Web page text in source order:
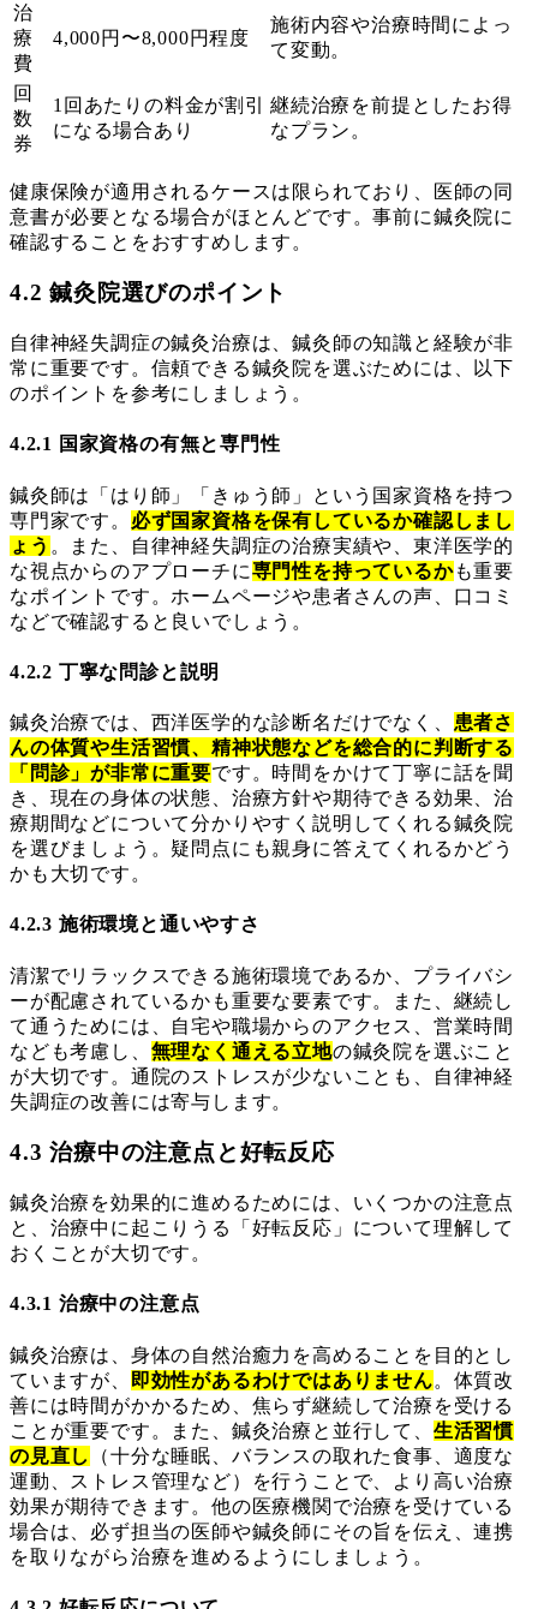
治
療
費
4,000円〜8,000円程度
施術内容や治療時間によっ
て変動。
回
数
券
1回あたりの料金が割引
になる場合あり
継続治療を前提としたお得
なプラン。
健康保険が適用されるケースは限られており、医師の同
意書が必要となる場合がほとんどです。事前に鍼灸院に
確認することをおすすめします。
4.2 鍼灸院選びのポイント
自律神経失調症の鍼灸治療は、鍼灸師の知識と経験が非
常に重要です。信頼できる鍼灸院を選ぶためには、以下
のポイントを参考にしましょう。
4.2.1 国家資格の有無と専門性
鍼灸師は「はり師」「きゅう師」という国家資格を持つ
専門家です。 必ず国家資格を保有しているか確認しまし
ょう 。また、自律神経失調症の治療実績や、東洋医学的
な視点からのアプローチに専門性を持っているかも重要
なポイントです。ホームページや患者さんの声、口コミ
などで確認すると良いでしょう。
4.2.2 丁寧な問診と説明
鍼灸治療では、西洋医学的な診断名だけでなく、 患者さ
んの体質や生活習慣、精神状態などを総合的に判断する
「問診」が非常に重要です。時間をかけて丁寧に話を聞
き、現在の身体の状態、治療方針や期待できる効果、治
療期間などについて分かりやすく説明してくれる鍼灸院
を選びましょう。疑問点にも親身に答えてくれるかどう
かも大切です。
4.2.3 施術環境と通いやすさ
清潔でリラックスできる施術環境であるか、プライバシ
ーが配慮されているかも重要な要素です。また、継続し
て通うためには、自宅や職場からのアクセス、営業時間
なども考慮し、 無理なく通える立地の鍼灸院を選ぶこと
が大切です。通院のストレスが少ないことも、自律神経
失調症の改善には寄与します。
4.3 治療中の注意点と好転反応
鍼灸治療を効果的に進めるためには、いくつかの注意点
と、治療中に起こりうる「好転反応」について理解して
おくことが大切です。
4.3.1 治療中の注意点
鍼灸治療は、身体の自然治癒力を高めることを目的とし
ていますが、
即効性があるわけではありません。体質改
善には時間がかかるため、焦らず継続して治療を受ける
ことが重要です。また、鍼灸治療と並行して、 生活習慣
の見直し
（十分な睡眠、バランスの取れた食事、適度な
運動、ストレス管理など）を行うことで、より高い治療
効果が期待できます。他の医療機関で治療を受けている
場合は、必ず担当の医師や鍼灸師にその旨を伝え、連携
を取りながら治療を進めるようにしましょう。